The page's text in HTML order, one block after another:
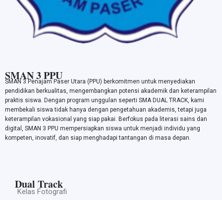
SMAN 3 PPU
SMAN 3 Penajam Paser Utara (PPU) berkomitmen untuk menyediakan
pendidikan berkualitas, mengembangkan potensi akademik dan keterampilan
praktis siswa. Dengan program unggulan seperti SMA DUAL TRACK, kami
membekali siswa tidak hanya dengan pengetahuan akademis, tetapi juga
keterampilan vokasional yang siap pakai. Berfokus pada literasi sains dan
digital, SMAN 3 PPU mempersiapkan siswa untuk menjadi individu yang
kompeten, inovatif, dan siap menghadapi tantangan di masa depan.
Dual Track
Kelas Fotografi